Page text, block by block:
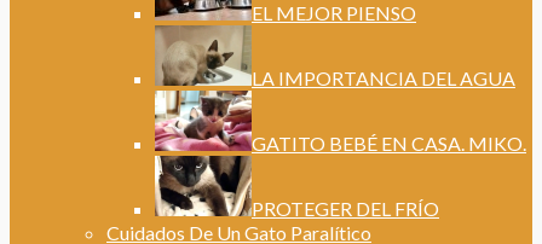
EL MEJOR PIENSO
LA IMPORTANCIA DEL AGUA
GATITO BEBÉ EN CASA. MIKO.
PROTEGER DEL FRÍO
Cuidados De Un Gato Paralítico